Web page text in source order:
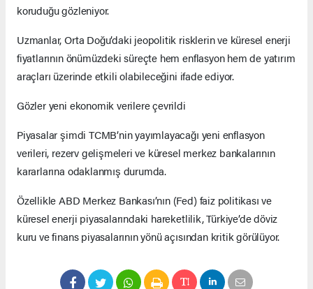
koruduğu gözleniyor.
Uzmanlar, Orta Doğu’daki jeopolitik risklerin ve küresel enerji
fiyatlarının önümüzdeki süreçte hem enflasyon hem de yatırım
araçları üzerinde etkili olabileceğini ifade ediyor.
Gözler yeni ekonomik verilere çevrildi
Piyasalar şimdi TCMB’nin yayımlayacağı yeni enflasyon
verileri, rezerv gelişmeleri ve küresel merkez bankalarının
kararlarına odaklanmış durumda.
Özellikle ABD Merkez Bankası’nın (Fed) faiz politikası ve
küresel enerji piyasalarındaki hareketlilik, Türkiye’de döviz
kuru ve finans piyasalarının yönü açısından kritik görülüyor.